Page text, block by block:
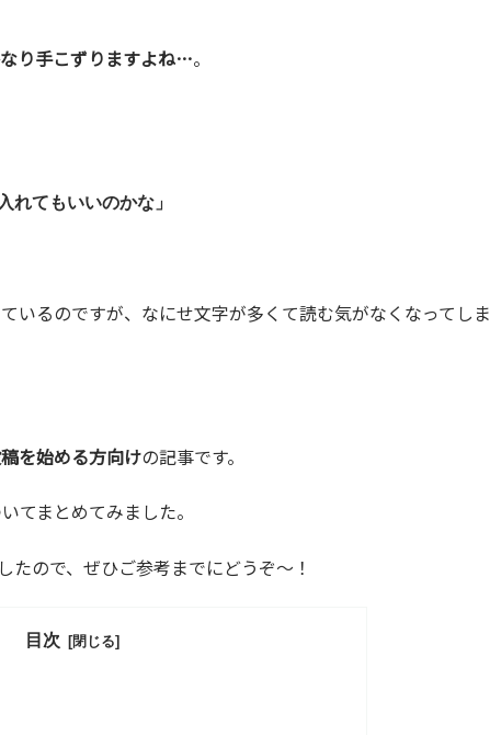
り手こずりますよね…。
れてもいいのかな」
いるのですが、なにせ文字が多くて読む気がなくなってしま
を始める方向けの記事です。
てまとめてみました。
たので、ぜひご参考までにどうぞ～！
目次